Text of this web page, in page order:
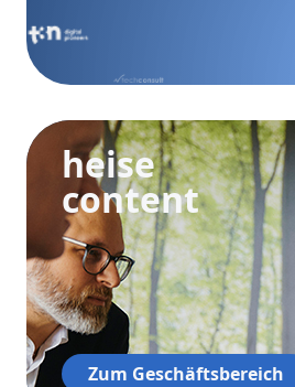
heise
content
Zum Geschäftsbereich